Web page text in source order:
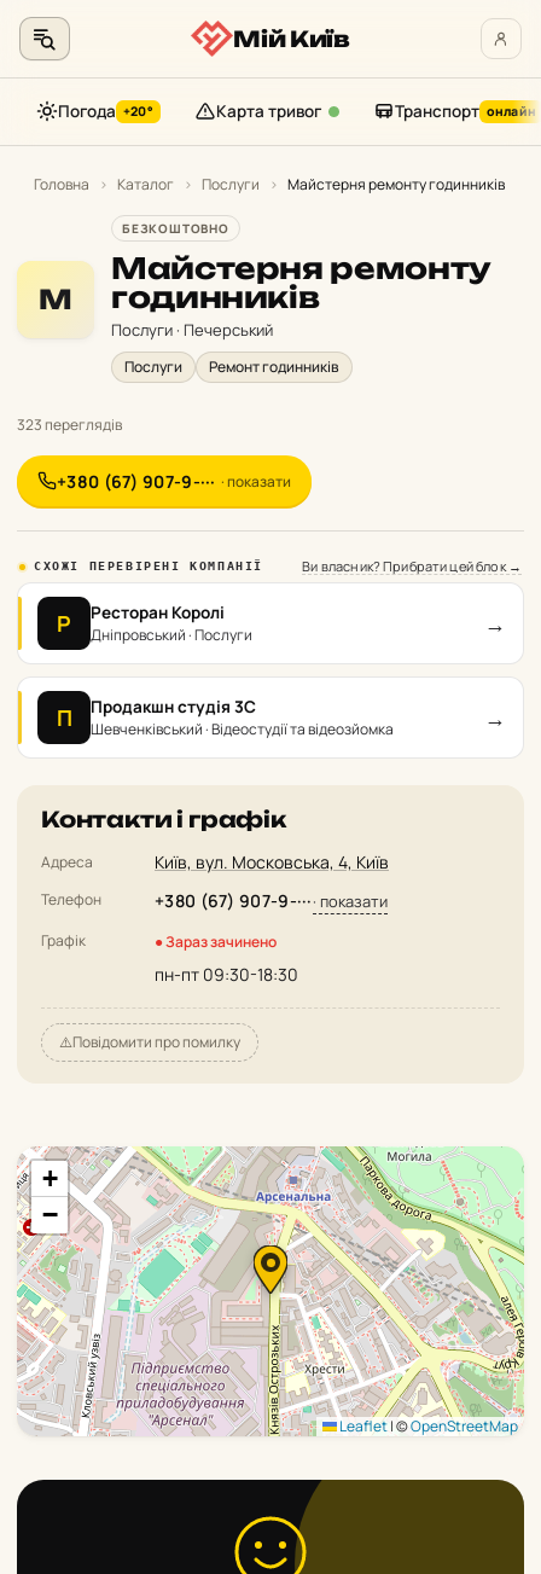
Мій Київ
Погода +20° Карта тривог Транспорт онлайн
Головна › Каталог › Послуги › Майстерня ремонту годинників
М
БЕЗКОШТОВНО
Майстерня ремонту
годинників
Послуги · Печерський
Послуги Ремонт годинників
323 переглядів
+380 (67) 907-9-··· · показати
СХОЖІ ПЕРЕВІРЕНІ КОМПАНІЇ Ви власник? Прибрати цей блок →
Р Ресторан Королі
Дніпровський · Послуги →
П Продакшн студія 3С
Шевченківський · Відеостудії та відеозйомка →
Контакти і графік
Адреса Київ, вул. Московська, 4, Київ
Телефон +380 (67) 907-9-···· показати
Графік ● Зараз зачинено
пн-пт 09:30-18:30
⚠️Повідомити про помилку
+
−
Leaflet|©OpenStreetMap